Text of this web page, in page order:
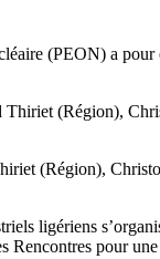
(PEON) a
(Région),
ligériens
pour